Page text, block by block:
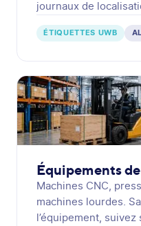
journaux de
ÉTIQUETTES UWB
Équipements
Machines CNC,
machines lourdes.
l’équipement,